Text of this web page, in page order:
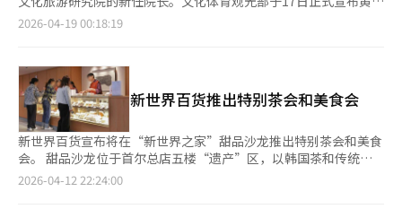
热播剧《暴君的厨师》为主题的K内容和K美食展区，了解了朝鲜
时代御厨的服饰和道具。随后，在2023年首位入选越南米其林指
惠京表示，期待越南食材带来的新风味，并与观众一起制作了加入
空心菜、蔬菜、辣椒酱和黄油的拌饭。 她还制作了使用韩国黑芝
麻和越南炼乳的马卡龙，并亲手分发给现场的越南观众。 在传统K
美食展区，她品尝了柿叶茶、人参和药果等，并表示韩国香瓜和草
莓与越南芒果制成的水果拼盘非常和谐，尤其是香瓜新鲜爽口，感
受到其在越南市场的受欢迎程度。 在K美容展区，她查看了多种韩
国化妆品，并与观众一起体验产品，获得了积极反响。 金惠京还
参观了K遗产、K旅游展区以及户外的K漫画和K游戏展区。 金惠京
益的任命，称其具备深刻的洞察力和丰富的现场经验，是引领机构
疑，认为此次任命更符合“政治代码”而非专业性。黄教益是李在
明总统在担任京畿道知事时期的亲信。2021年，他被李总统提名
为京畿道旅游公司总裁候选人，但因在野党的强烈反对和“空降任
命”批评而辞职。当时，李总统与黄教益在发生火灾的当天拍
摄“辣炒年糕直播”引发公众愤怒。尽管有这些背景，黄教益仍被
任命为文广研院长，被解读为李在明政府在执政第二年加强国政掌
控力和“代码任命”的信号。将一位没有专业研究经验的美食专栏
作家任命为研究文化艺术和旅游产业政策的核心国策研究机构的负
2026-04-19 00:18:19
新世界百货推出特别茶会和美食会
新世界百货宣布将在“新世界之家”甜品沙龙推出特别茶会和美食
会。 甜品沙龙位于首尔总店五楼“遗产”区，以韩国茶和传统点
心为特色。此次活动由新世界百货韩食研究所的厨师与茶专家合
2026-04-12 22:24:00